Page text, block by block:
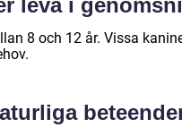
leva i
8 och 12 år. Vissa